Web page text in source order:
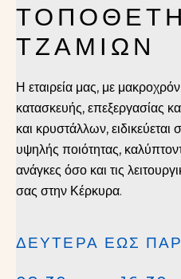
ΤΖΑΜΙΩΝ
Η εταιρεία μας, με
κατασκευής, επεξεργασίας
και κρυστάλλων, ειδικεύεται
υψηλής ποιότητας,
ανάγκες όσο και τις
σας στην Κέρκυρα.
ΔΕΥΤΕΡΑ ΕΩΣ